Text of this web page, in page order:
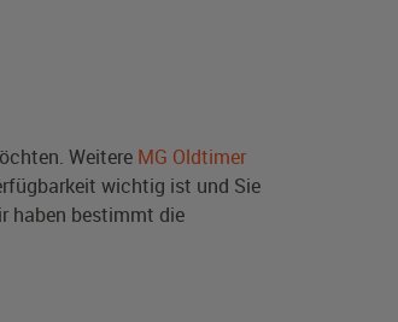
Weitere MG Oldtimer
wichtig ist und Sie
haben bestimmt die